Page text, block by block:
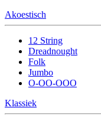
Akoestisch
12 String
Dreadnought
Folk
Jumbo
O-OO-OOO
Klassiek